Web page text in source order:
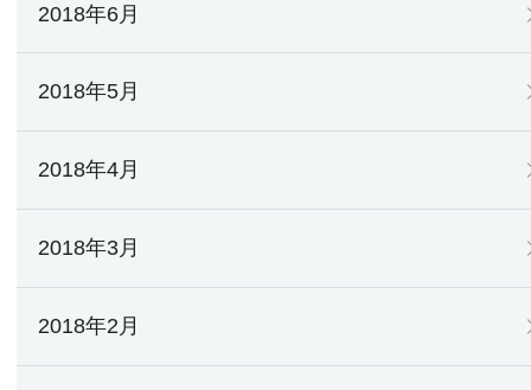
2018年6月
2018年5月
2018年4月
2018年3月
2018年2月